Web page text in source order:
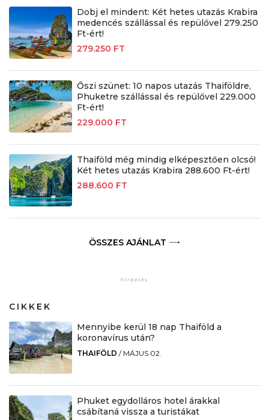
Dobj el mindent: Két hetes utazás Krabira
medencés szállással és repülővel 279.250
Ft-ért!
279.250 FT
Őszi szünet: 10 napos utazás Thaiföldre,
Phuketre szállással és repülővel 229.000
Ft-ért!
229.000 FT
Thaiföld még mindig elképesztően olcsó!
Két hetes utazás Krabira 288.600 Ft-ért!
288.600 FT
ÖSSZES AJÁNLAT
CIKKEK
Mennyibe kerül 18 nap Thaiföld a
koronavírus után?
THAIFÖLD / MÁJUS 02.
Phuket egydolláros hotel árakkal
csábítaná vissza a turistákat